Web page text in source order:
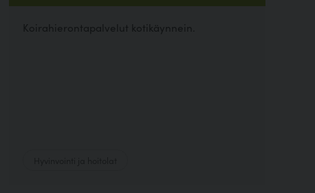
Koirahierontapalvelut kotikäynnein.